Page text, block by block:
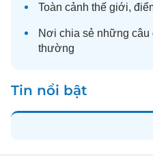
Toàn cảnh thế giới,
Nơi chia sẻ những câu
thường
Tin nổi bật